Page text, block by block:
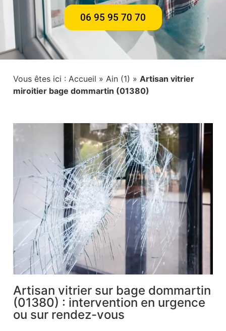
06 95 95 70 70
Vous êtes ici : Accueil » Ain (1) » Artisan vitrier
miroitier bage dommartin (01380)
Artisan vitrier sur bage dommartin
(01380) : intervention en urgence
ou sur rendez-vous